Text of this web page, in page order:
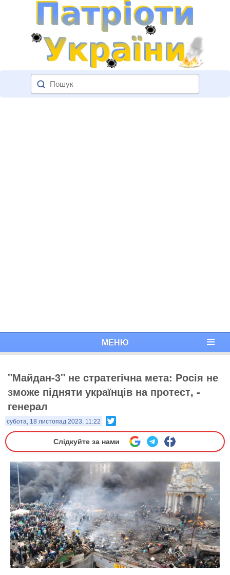
МЕНЮ
"Майдан-3" не стратегічна мета: Росія не
зможе підняти українців на протест, -
генерал
субота, 18 листопад 2023, 11:22
Слідкуйте за нами